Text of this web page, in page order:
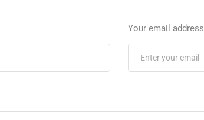
Your email address